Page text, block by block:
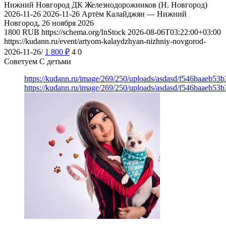
Нижний Новгород ДК Железнодорожников (Н. Новгород)
2026-11-26 2026-11-26 Артём Калайджян — Нижний
Новгород, 26 ноября 2026
1800 RUB https://schema.org/InStock 2026-08-06T03:22:00+03:00
https://kudann.ru/event/artyom-kalaydzhyan-nizhniy-novgorod-
2026-11-26/ 1 800 ₽ 4 0
Советуем С детьми
https://kudann.ru/image/269/250/uploads/asdasd/
https://kudann.ru/image/269/250/uploads/asdasd/